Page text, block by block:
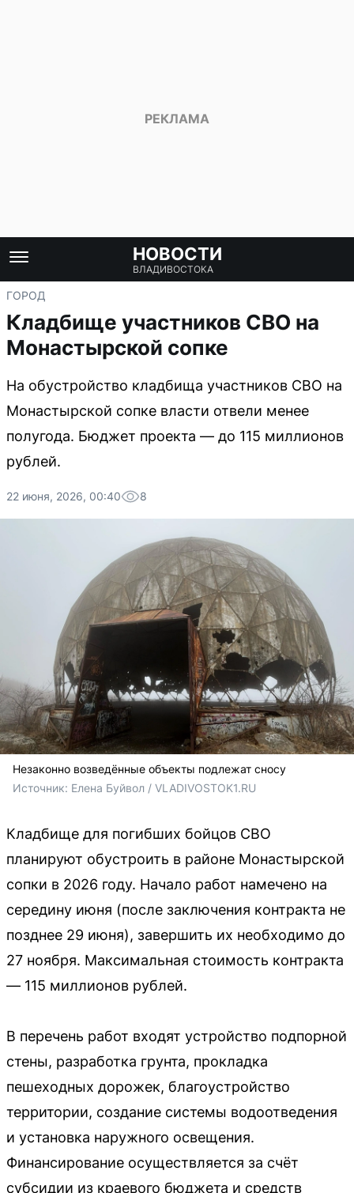
НОВОСТИ
ВЛАДИВОСТОКА
ГОРОД
Кладбище участников СВО на
Монастырской сопке
На обустройство кладбища участников СВО на
Монастырской сопке власти отвели менее
полугода. Бюджет проекта — до 115 миллионов
рублей.
22 июня, 2026, 00:40 8
Незаконно возведённые объекты подлежат сносу
Источник: Елена Буйвол / VLADIVOSTOK1.RU
Кладбище для погибших бойцов СВО
планируют обустроить в районе Монастырской
сопки в 2026 году. Начало работ намечено на
середину июня (после заключения контракта не
позднее 29 июня), завершить их необходимо до
27 ноября. Максимальная стоимость контракта
— 115 миллионов рублей.
В перечень работ входят устройство подпорной
стены, разработка грунта, прокладка
пешеходных дорожек, благоустройство
территории, создание системы водоотведения
и установка наружного освещения.
Финансирование осуществляется за счёт
субсидии из краевого бюджета и средств